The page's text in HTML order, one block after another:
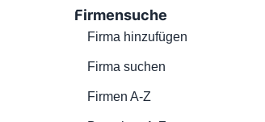
Firmensuche
Firma hinzufügen
Firma suchen
Firmen A-Z